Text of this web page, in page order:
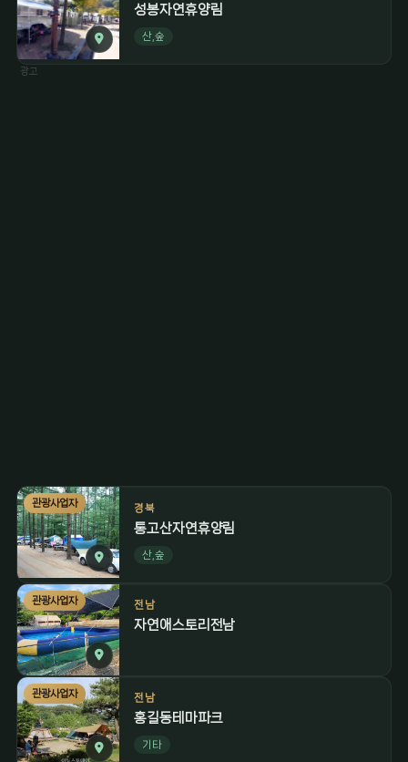
성봉자연휴양림
산,숲
광고
관광사업자 경북
통고산자연휴양림
산,숲
관광사업자 전남
자연애스토리전남
관광사업자 전남
홍길동테마파크
기타